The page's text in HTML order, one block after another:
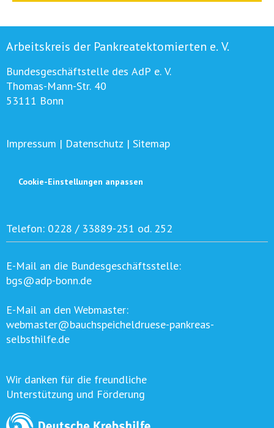
Arbeitskreis der Pankreatektomierten e. V.
Bundesgeschäftstelle des AdP e. V.
Thomas-Mann-Str. 40
53111 Bonn
Impressum | Datenschutz | Sitemap
Cookie-Einstellungen anpassen
Telefon: 0228 / 33889-251 od. 252
E-Mail an die Bundesgeschäftsstelle:
bgs@adp-bonn.de
E-Mail an den Webmaster:
webmaster@bauchspeicheldruese-pankreas-
selbsthilfe.de
Wir danken für die freundliche
Unterstützung und Förderung